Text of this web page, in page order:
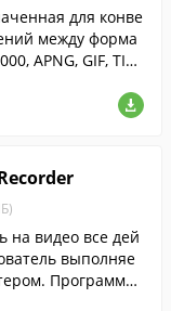
для конве
между форма
APNG, GIF, TIFF,
на видео все дей
выполняе
Программа